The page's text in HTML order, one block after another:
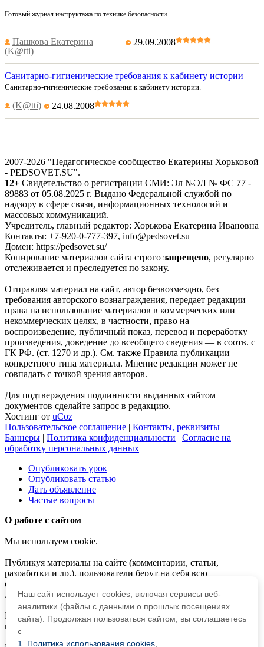
Готовый журнал инструктажа по технике безопасности.
Пашкова Екатерина
(K@tti)
29.09.2008
Санитарно-гигиенические требования к кабинету истории
Санитарно-гигиенические требования к кабинету истории.
(K@tti) 24.08.2008
2007-2026 "Педагогическое сообщество Екатерины Хорьковой
- PEDSOVET.SU".
12+ Свидетельство о регистрации СМИ: Эл №ЭЛ № ФС 77 -
89883 от 05.08.2025 г. Выдано Федеральной службой по
надзору в сфере связи, информационных технологий и
массовых коммуникаций.
Учредитель, главный редактор: Хорькова Екатерина Ивановна
Контакты: +7-920-0-777-397, info@pedsovet.su
Домен: https://pedsovet.su/
Копирование материалов сайта строго запрещено, регулярно
отслеживается и преследуется по закону.
Отправляя материал на сайт, автор безвозмездно, без
требования авторского вознаграждения, передает редакции
права на использование материалов в коммерческих или
некоммерческих целях, в частности, право на
воспроизведение, публичный показ, перевод и переработку
произведения, доведение до всеобщего сведения — в соотв. с
ГК РФ. (ст. 1270 и др.). См. также Правила публикации
конкретного типа материала. Мнение редакции может не
совпадать с точкой зрения авторов.
Для подтверждения подлинности выданных сайтом
документов сделайте запрос в редакцию.
Хостинг от uCoz
Пользовательское соглашение | Контакты, реквизиты |
Баннеры | Политика конфиденциальности | Согласие на
обработку персональных данных
Опубликовать урок
Опубликовать статью
Дать объявление
Частые вопросы
О работе с сайтом
Мы используем cookie.
Публикуя материалы на сайте (комментарии, статьи,
разработки и др.), пользователи берут на себя всю
ответственность за содержание материалов и разрешение
любых спорных вопросов с третьми лицами.
При этом редакция сайта готова оказывать всяческую
поддержку как в публикации, так и других вопросах.
Наш сайт использует cookies, включая сервисы веб-
аналитики (файлы с данными о прошлых посещениях
сайта). Продолжая пользоваться сайтом, вы соглашаетесь
с
1. Политика использования cookies